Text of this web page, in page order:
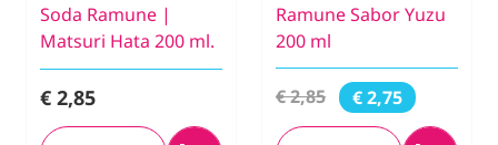
Soda Ramune |
Matsuri Hata 200 ml.
€ 2,85
Ramune Sabor Yuzu
200 ml
€ 2,85 € 2,75